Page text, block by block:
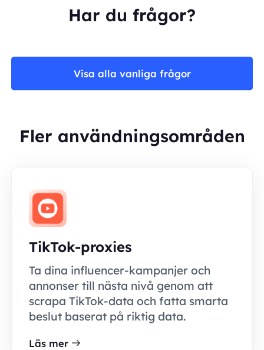
Har du frågor?
Visa alla vanliga frågor
Fler användningsområden
TikTok-proxies
Ta dina influencer-kampanjer och
annonser till nästa nivå genom att
scrapa TikTok-data och fatta smarta
beslut baserat på riktig data.
Läs mer